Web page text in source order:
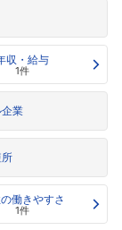
収・給与
1件
業
働きやすさ
1件